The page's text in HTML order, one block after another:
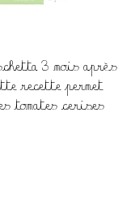
3 mois après
recette permet
tomates cerises